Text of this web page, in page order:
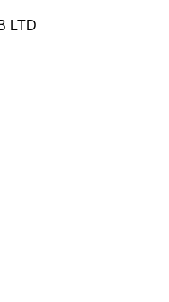
LTD